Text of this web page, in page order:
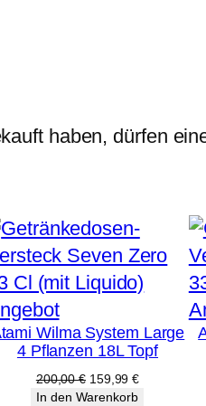
haben, dürfen
Produkt
im
Angebot
Wilma System Large
4 Pflanzen 18L Topf
200,00€ Ursprünglicher
Preis
159,99€Aktueller
In den Warenkorb